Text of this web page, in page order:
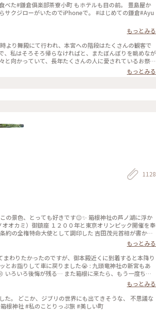
べた#鎌倉俱楽部茶寮小町 もホテルも目の前。 豊島屋か
たのでiPhoneで。 #はじめての鎌倉#Ayu
もっとみる
向かっていて、長年たくさんの人に愛されているお祭り
日から9日まで#ぼんぼり#献笛#渡瀬政造#庵野秀明と安野
もっとみる
1128
の景色、とっても好きです😌✨ 箱根神社の芦ノ湖に浮か
オカミ）御鎮座 １２００年と東京オリンピック開催を奉
約の全権特命大使として調印した 吉田茂元首相が書かれ
この「平和」の文字は、 芦ノ湖側からしか見られないの
湖 #平和の鳥居 #GW #春色さがし
もっとみる
わりたかったのですが、御本殿近くに到着すると本降り
とお詣りして車に戻りました😭 : 九頭竜神社の新宮もあ
ろいろ後悔が残る… また箱根に来たら、もう一度ちゃ
した🌿 : 平日なのにたくさんの人がいました。 御朱印も
はいなくて、すぐにいただくことができました。 : 特に
Mon. : #私のことりっぷ旅 #冬の旅 #箱根日帰り温
癒される #また参拝したい #神奈川
もっとみる
。 どこか、ジブリの世界にも出てきそうな、 不思議な
根神社 #私のことりっぷ旅 #美しい町